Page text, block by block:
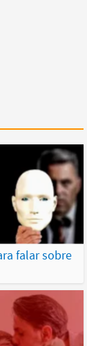
falar sobre